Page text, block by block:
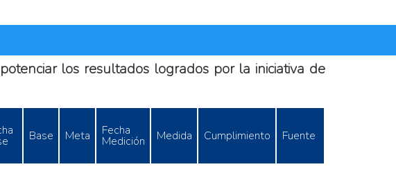
los resultados logrados por la iniciativa de
Base Meta Fecha
Medición Medida Cumplimiento Fuente